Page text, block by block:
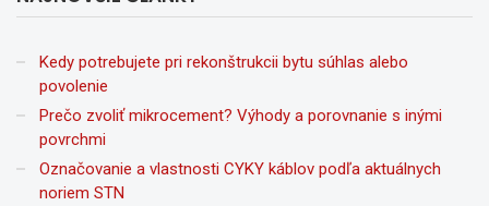
Kedy potrebujete pri rekonštrukcii bytu súhlas alebo
povolenie
Prečo zvoliť mikrocement? Výhody a porovnanie s inými
povrchmi
Označovanie a vlastnosti CYKY káblov podľa aktuálnych
noriem STN